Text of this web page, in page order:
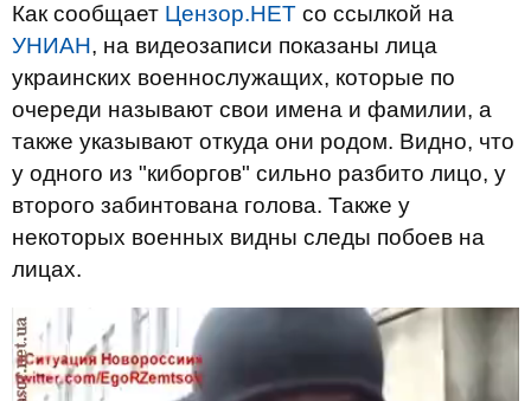
Как сообщает Цензор.НЕТ со ссылкой на
УНИАН, на видеозаписи показаны лица
украинских военнослужащих, которые по
очереди называют свои имена и фамилии, а
также указывают откуда они родом. Видно, что
у одного из "киборгов" сильно разбито лицо, у
второго забинтована голова. Также у
некоторых военных видны следы побоев на
лицах.